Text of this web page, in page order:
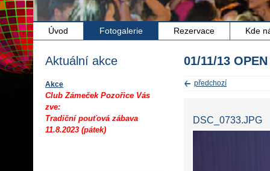
Úvod Fotogalerie Rezervace Kde
01/11/13 OPEN
předchozí
DSC_0733.JPG
Aktuální akce
Akce
Club Zámeček Pozořice Vás
zve:
Tradiční pouťová zábava
11.8.2023 (pátek)